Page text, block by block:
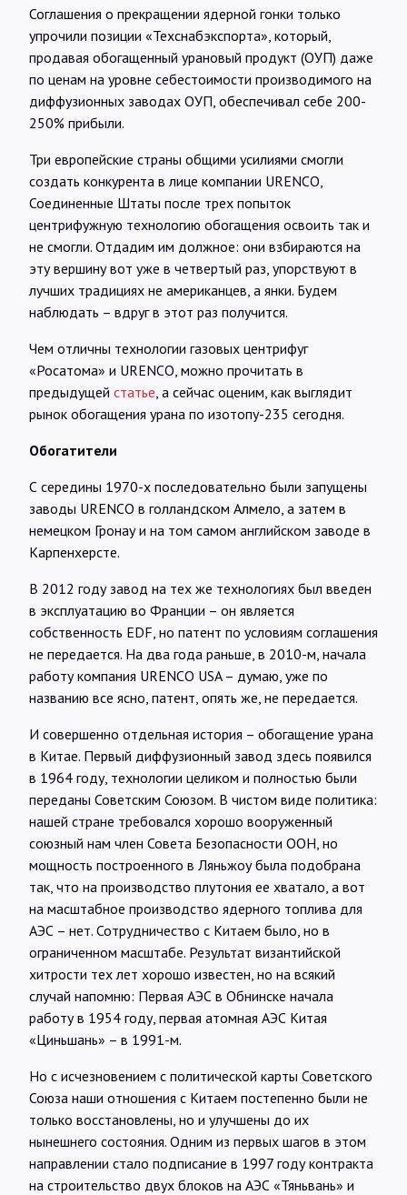
Соглашения о прекращении ядерной гонки только
упрочили позиции «Техснабэкспорта», который,
продавая обогащенный урановый продукт (ОУП) даже
по ценам на уровне себестоимости производимого на
диффузионных заводах ОУП, обеспечивал себе 200-
250% прибыли.
Три европейские страны общими усилиями смогли
создать конкурента в лице компании URENCO,
Соединенные Штаты после трех попыток
центрифужную технологию обогащения освоить так и
не смогли. Отдадим им должное: они взбираются на
эту вершину вот уже в четвертый раз, упорствуют в
лучших традициях не американцев, а янки. Будем
наблюдать – вдруг в этот раз получится.
Чем отличны технологии газовых центрифуг
«Росатома» и URENCO, можно прочитать в
предыдущей статье , а сейчас оценим, как выглядит
рынок обогащения урана по изотопу-235 сегодня.
Обогатители
С середины 1970-х последовательно были запущены
заводы URENCO в голландском Алмело, а затем в
немецком Гронау и на том самом английском заводе в
Карпенхерсте.
В 2012 году завод на тех же технологиях был введен
в эксплуатацию во Франции – он является
собственность EDF, но патент по условиям соглашения
не передается. На два года раньше, в 2010-м, начала
работу компания URENCO USA – думаю, уже по
названию все ясно, патент, опять же, не передается.
И совершенно отдельная история – обогащение урана
в Китае. Первый диффузионный завод здесь появился
в 1964 году, технологии целиком и полностью были
переданы Советским Союзом. В чистом виде политика:
нашей стране требовался хорошо вооруженный
союзный нам член Совета Безопасности ООН, но
мощность построенного в Ляньжоу была подобрана
так, что на производство плутония ее хватало, а вот
на масштабное производство ядерного топлива для
АЭС – нет. Сотрудничество с Китаем было, но в
ограниченном масштабе. Результат византийской
хитрости тех лет хорошо известен, но на всякий
случай напомню: Первая АЭС в Обнинске начала
работу в 1954 году, первая атомная АЭС Китая
«Циньшань» – в 1991-м.
Но с исчезновением с политической карты Советского
Союза наши отношения с Китаем постепенно были не
только восстановлены, но и улучшены до их
нынешнего состояния. Одним из первых шагов в этом
направлении стало подписание в 1997 году контракта
на строительство двух блоков на АЭС «Тяньвань» и